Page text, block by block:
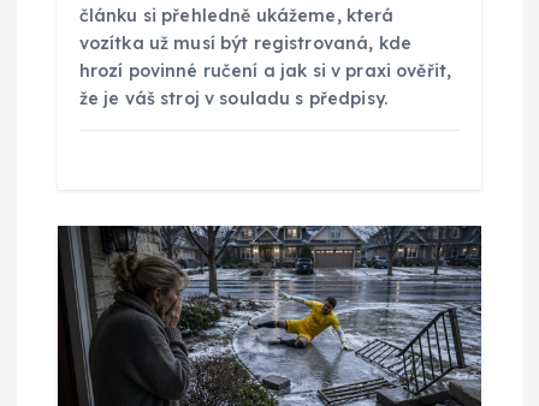
článku si přehledně ukážeme, která
vozítka už musí být registrovaná, kde
hrozí povinné ručení a jak si v praxi ověřit,
že je váš stroj v souladu s předpisy.